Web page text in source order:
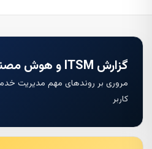
گزارش ITSM و هوش مصنوعی
مروری بر روندهای مهم مدیریت
کاربر